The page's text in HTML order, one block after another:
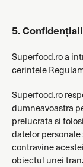
5.
Superfood.ro a
cerintele
Superfood.ro
dumneavoastra
prelucrata si
datelor
contravine
obiectul unei